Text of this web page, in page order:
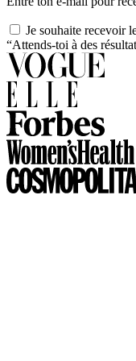
Je souhaite recevoir
“Attends-toi à des